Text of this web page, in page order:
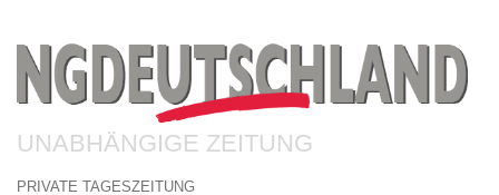
UNABHÄNGIGE ZEITUNG
PRIVATE TAGESZEITUNG